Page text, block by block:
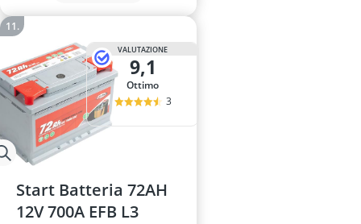
VALUTAZIONE
9,1
Ottimo
3
Start Batteria 72AH
12V 700A EFB L3